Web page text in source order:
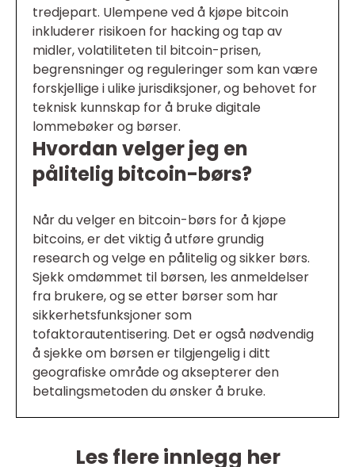
tredjepart. Ulempene ved å kjøpe bitcoin
inkluderer risikoen for hacking og tap av
midler, volatiliteten til bitcoin-prisen,
begrensninger og reguleringer som kan være
forskjellige i ulike jurisdiksjoner, og behovet for
teknisk kunnskap for å bruke digitale
lommebøker og børser.
Hvordan velger jeg en
pålitelig bitcoin-børs?
Når du velger en bitcoin-børs for å kjøpe
bitcoins, er det viktig å utføre grundig
research og velge en pålitelig og sikker børs.
Sjekk omdømmet til børsen, les anmeldelser
fra brukere, og se etter børser som har
sikkerhetsfunksjoner som
tofaktorautentisering. Det er også nødvendig
å sjekke om børsen er tilgjengelig i ditt
geografiske område og aksepterer den
betalingsmetoden du ønsker å bruke.
Les flere innlegg her